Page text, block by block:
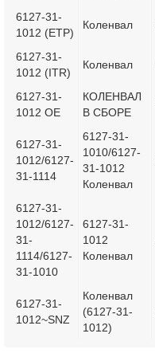
6127-31-
1012 (ETP)
Коленвал
6127-31-
1012 (ITR)
Коленвал
6127-31-
1012 OE
КОЛЕНВАЛ
В СБОРЕ
6127-31-
1012/6127-
31-1114
6127-31-
1010/6127-
31-1012
Коленвал
6127-31-
1012/6127-
31-
1114/6127-
31-1010
6127-31-
1012
Коленвал
6127-31-
1012~SNZ
Коленвал
(6127-31-
1012)